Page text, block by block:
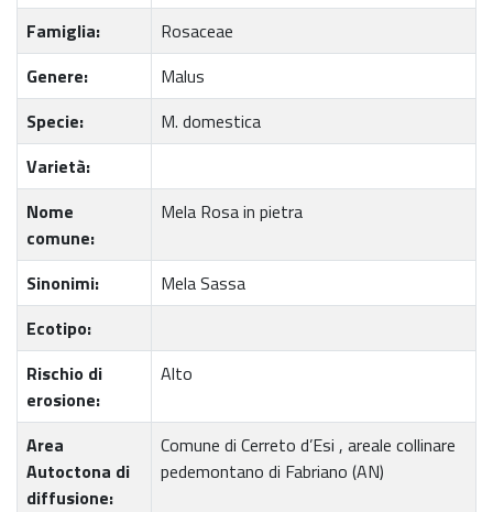
Famiglia:
Rosaceae
Genere:
Malus
Specie:
M. domestica
Varietà:
Nome
comune:
Mela Rosa in pietra
Sinonimi:
Mela Sassa
Ecotipo:
Rischio di
erosione:
Alto
Area
Autoctona di
diffusione:
Comune di Cerreto d’Esi , areale collinare
pedemontano di Fabriano (AN)